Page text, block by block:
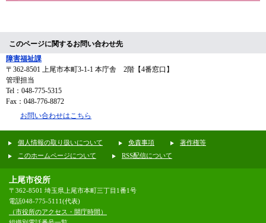
このページに関するお問い合わせ先
障害福祉課
〒362-8501 上尾市本町3-1-1 本庁舎 2階【4番窓口】
管理担当
Tel：048-775-5315
Fax：048-776-8872
お問い合わせはこちら
個人情報の取り扱いについて 免責事項
著作権等
このホームページについて
RSS配信について
上尾市役所
〒362-8501 埼玉県上尾市本町三丁目1番1号
電話048-775-5111(代表)
（市役所のアクセス・開庁時間）